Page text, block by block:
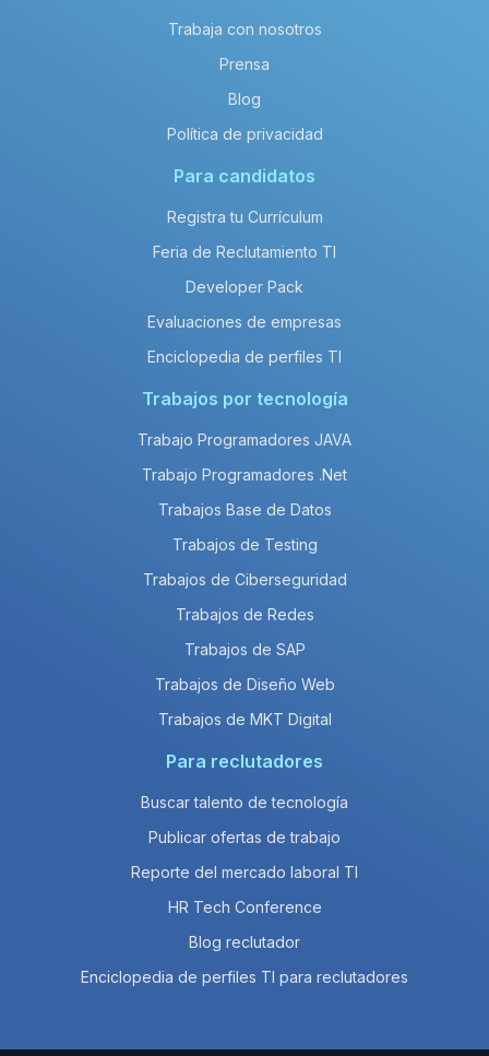
Trabaja con nosotros
Prensa
Blog
Política de privacidad
Para candidatos
Registra tu Currículum
Feria de Reclutamiento TI
Developer Pack
Evaluaciones de empresas
Enciclopedia de perfiles TI
Trabajos por tecnología
Trabajo Programadores JAVA
Trabajo Programadores .Net
Trabajos Base de Datos
Trabajos de Testing
Trabajos de Ciberseguridad
Trabajos de Redes
Trabajos de SAP
Trabajos de Diseño Web
Trabajos de MKT Digital
Para reclutadores
Buscar talento de tecnología
Publicar ofertas de trabajo
Reporte del mercado laboral TI
HR Tech Conference
Blog reclutador
Enciclopedia de perfiles TI para reclutadores